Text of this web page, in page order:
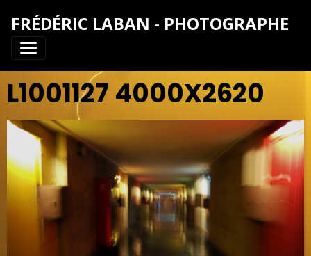
FRÉDÉRIC LABAN - PHOTOGRAPHE
L1001127 4000X2620